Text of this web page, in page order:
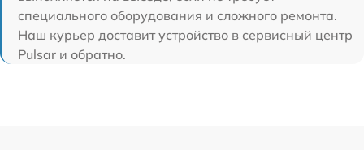
специального оборудования и сложного ремонта.
Наш курьер доставит устройство в сервисный центр
Pulsar и обратно.